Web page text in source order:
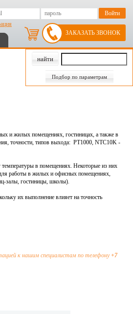
ЗАКАЗАТЬ ЗВОНОК
Подбор по параметрам
и жилых помещениях, гостиницах, а также в
точности, типов выхода: PT1000, NTC10K -
в помещениях. Некоторые из них
для работы в жилых и офисных помещениях,
залы, гостиницы, школы).
их выполнение влияет на точность
к нашим специалистам по телефону+7